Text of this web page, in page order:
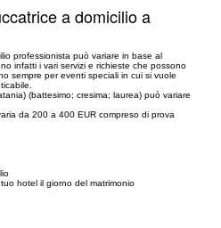
a domicilio a
professionista può variare in base al
infatti i vari servizi e richieste che possono
sempre per eventi speciali in cui si vuole
(battesimo; cresima; laurea) può variare
da 200 a 400 EUR compreso di prova
hotel il giorno del matrimonio